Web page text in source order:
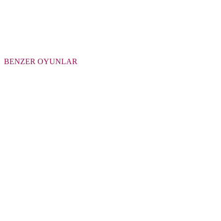
BENZER OYUNLAR